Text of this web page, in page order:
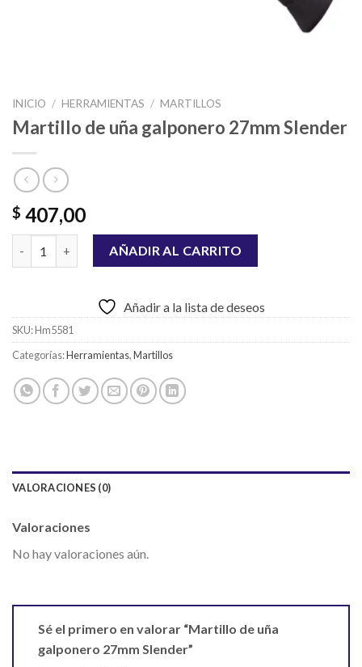
INICIO / HERRAMIENTAS / MARTILLOS
Martillo de uña galponero 27mm Slender
$ 407,00
Martillo de uña galponero 27mm Slender cantidad
AÑADIR AL CARRITO
Añadir a la lista de deseos
SKU:Hm5581
Categorías:Herramientas,Martillos
VALORACIONES (0)
Valoraciones
No hay valoraciones aún.
Sé el primero en valorar “Martillo de uña
galponero 27mm Slender”